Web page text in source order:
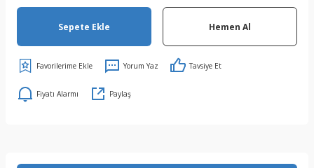
Sepete Ekle Hemen Al
Yorum Yaz Tavsiye Et
Fiyatı Alarmı Paylaş